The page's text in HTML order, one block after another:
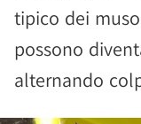
tipico dei
possono
alternando